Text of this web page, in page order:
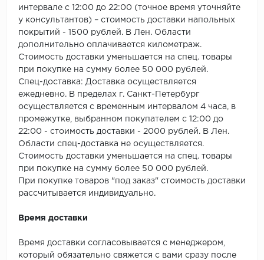
SPC Promo
SPC Stronghold
TANTO
Tarkett
Tulesna
Vinilam
интервале с 12:00 до 22:00 (точное время уточняйте
у консультантов) – стоимость доставки напольных
покрытий - 1500 рублей. В Лен. Области
дополнительно оплачивается километраж.
Стоимость доставки уменьшается на спец. товары
при покупке на сумму более 50 000 рублей.
Спец-доставка: Доставка осуществляется
ежедневно. В пределах г. Санкт-Петербург
осуществляется с временным интервалом 4 часа, в
промежутке, выбранном покупателем с 12:00 до
22:00 - стоимость доставки - 2000 рублей. В Лен.
Области спец-доставка не осуществляется.
Стоимость доставки уменьшается на спец. товары
при покупке на сумму более 50 000 рублей.
При покупке товаров "под заказ" стоимость доставки
рассчитывается индивидуально.
Время доставки
Время доставки согласовывается с менеджером,
который обязательно свяжется с вами сразу после